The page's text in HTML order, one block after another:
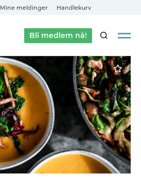
Mine meldinger Handlekurv
Bli medlem nå!SØK